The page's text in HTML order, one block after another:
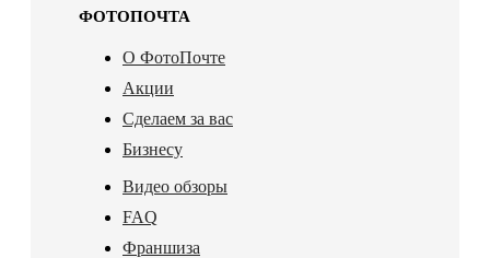
ФОТОПОЧТА
О ФотоПочте
Акции
Сделаем за вас
Бизнесу
Видео обзоры
FAQ
Франшиза